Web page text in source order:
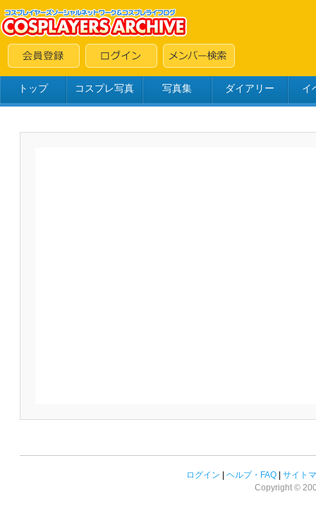
トップ コスプレ写真 写真集 ダイアリー イ
ログイン ヘルプ・FAQ
サイト
Copyright ©